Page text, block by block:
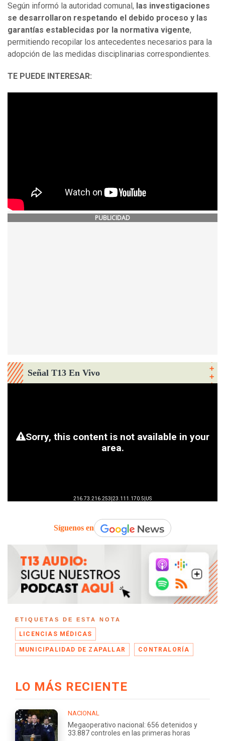
Según informó la autoridad comunal, las investigaciones
se desarrollaron respetando el debido proceso y las
garantías establecidas por la normativa vigente,
permitiendo recopilar los antecedentes necesarios para la
adopción de las medidas disciplinarias correspondientes.
TE PUEDE INTERESAR:
PUBLICIDAD
Señal T13 En Vivo
Síguenos en
ETIQUETAS DE ESTA NOTA
LICENCIAS MÉDICAS
MUNICIPALIDAD DE ZAPALLAR CONTRALORÍA
LO MÁS RECIENTE
NACIONAL
Megaoperativo nacional: 656 detenidos y
33.887 controles en las primeras horas